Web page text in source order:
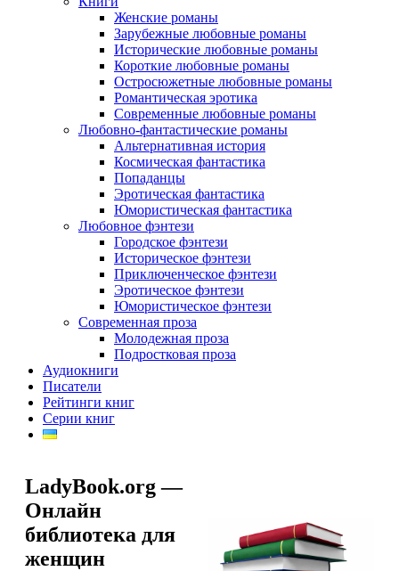
Женские романы
Зарубежные любовные романы
Исторические любовные романы
Короткие любовные романы
Остросюжетные любовные романы
Романтическая эротика
Современные любовные романы
Любовно-фантастические романы
Альтернативная история
Космическая фантастика
Попаданцы
Эротическая фантастика
Юмористическая фантастика
Любовное фэнтези
Городское фэнтези
Историческое фэнтези
Приключенческое фэнтези
Эротическое фэнтези
Юмористическое фэнтези
Современная проза
Молодежная проза
Подростковая проза
Аудиокниги
Писатели
Рейтинги книг
Серии книг
LadyBook.org —
Онлайн
библиотека для
женщин